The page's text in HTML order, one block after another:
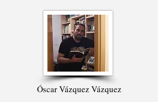
Óscar Vázquez Vázquez